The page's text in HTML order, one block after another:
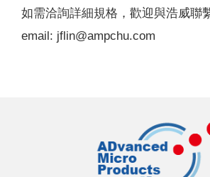
如需洽詢詳細規格，歡迎與浩威聯
email: jflin@ampchu.com